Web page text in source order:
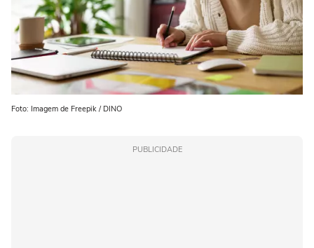
Foto: Imagem de Freepik / DINO
PUBLICIDADE